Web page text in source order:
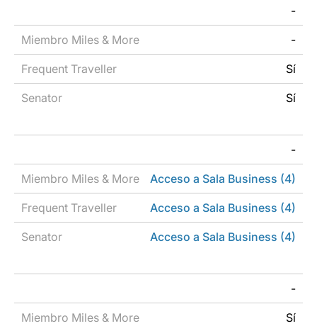
-
-
Sí
Sí
-
Acceso a Sala Business (4)
Acceso a Sala Business (4)
Acceso a Sala Business (4)
-
Sí